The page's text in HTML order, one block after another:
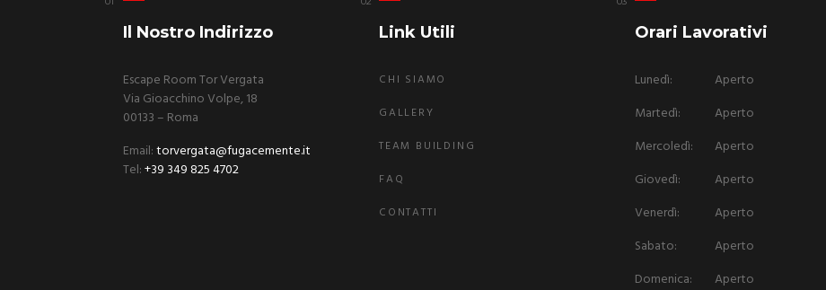
Il Nostro Indirizzo
Escape Room Tor Vergata
Via Gioacchino Volpe, 18
00133 – Roma
Email:torvergata@fugacemente.it
Tel:+39 349 825 4702
Link Utili
CHI SIAMO
GALLERY
TEAM BUILDING
FAQ
CONTATTI
Orari Lavorativi
Lunedì:
Aperto
Martedì:
Aperto
Mercoledì:
Aperto
Giovedì:
Aperto
Venerdì:
Aperto
Sabato:
Aperto
Domenica:
Aperto